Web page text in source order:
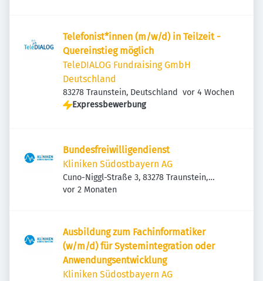
Telefonist*innen (m/w/d) in Teilzeit -
Quereinstieg möglich
TeleDIALOG Fundraising GmbH
Deutschland
83278 Traunstein, Deutschland Veröffentlicht
vor 4 Wochen
Expressbewerbung
Bundesfreiwilligendienst
Kliniken Südostbayern AG
Cuno-Niggl-Straße 3, 83278 Traunstein,
Deutschland
Veröffentlicht:
vor 2 Monaten
Ausbildung zum Fachinformatiker
(w/m/d) für Systemintegration oder
Anwendungsentwicklung
Kliniken Südostbayern AG